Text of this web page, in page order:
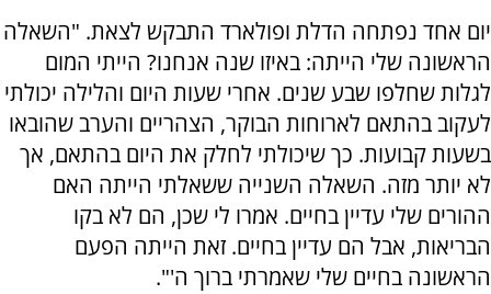
יום אחד נפתחה הדלת ופולארד התבקש לצאת. "השאלה
הראשונה שלי הייתה: באיזו שנה אנחנו? הייתי המום
לגלות שחלפו שבע שנים. אחרי שעות היום והלילה יכולתי
לעקוב בהתאם לארוחות הבוקר, הצהריים והערב שהובאו
בשעות קבועות. כך שיכולתי לחלק את היום בהתאם, אך
לא יותר מזה. השאלה השנייה ששאלתי הייתה האם
ההורים שלי עדיין בחיים. אמרו לי שכן, הם לא בקו
הבריאות, אבל הם עדיין בחיים. זאת הייתה הפעם
הראשונה בחיים שלי שאמרתי ברוך ה'".